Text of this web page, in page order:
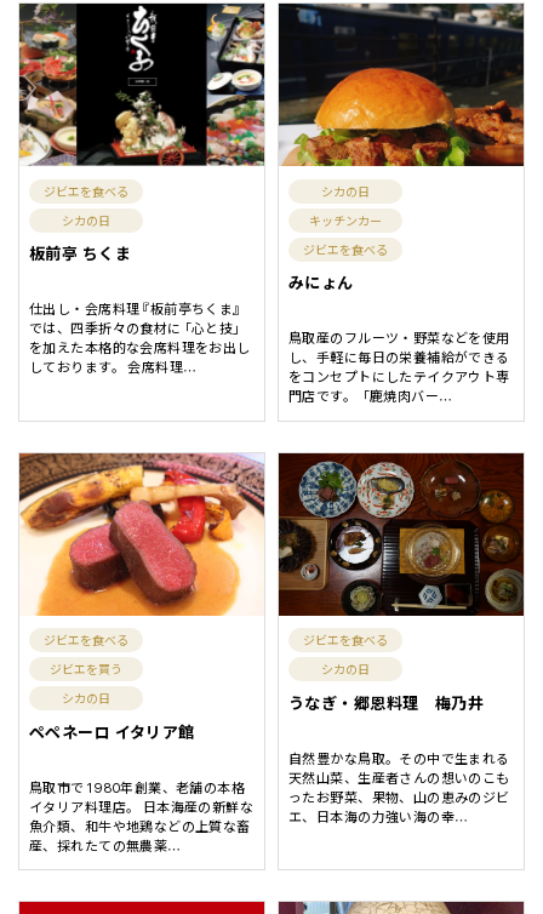
ジビエを食べる
シカの日
板前亭 ちくま
仕出し・会席料理『板前亭ちくま』
では、四季折々の食材に「心と技」
を加えた本格的な会席料理をお出し
しております。 会席料理…
シカの日
キッチンカー
ジビエを食べる
みにょん
鳥取産のフルーツ・野菜などを使用
し、手軽に毎日の栄養補給ができる
をコンセプトにしたテイクアウト専
門店です。 「鹿焼肉バー…
ジビエを食べる
ジビエを買う
シカの日
ペペネーロ イタリア館
鳥取市で1980年創業、老舗の本格
イタリア料理店。 日本海産の新鮮な
魚介類、和牛や地鶏などの上質な畜
産、採れたての無農薬…
ジビエを食べる
シカの日
うなぎ・郷恩料理 梅乃井
自然豊かな鳥取。その中で生まれる
天然山菜、生産者さんの想いのこも
ったお野菜、果物、山の恵みのジビ
エ、日本海の力強い海の幸…